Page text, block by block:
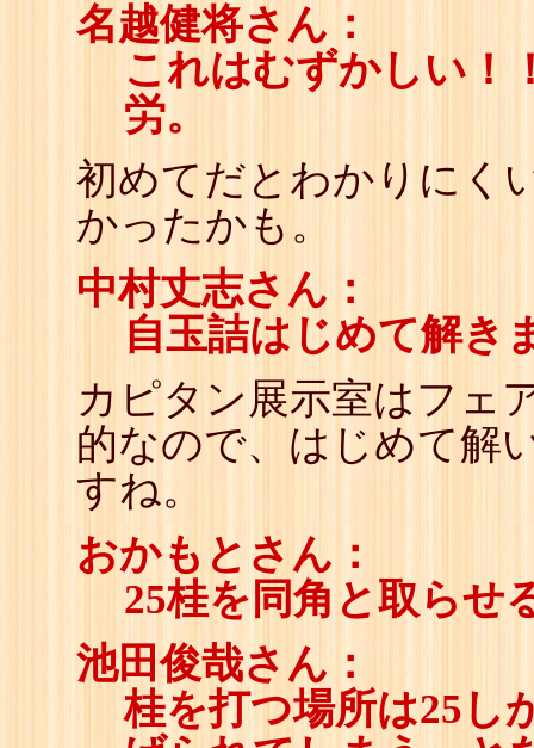
名越健将さん：
これはむずかしい！
労。
初めてだとわかりにく
かったかも。
中村丈志さん：
自玉詰はじめて解き
カピタン展示室はフェ
的なので、はじめて解
すね。
おかもとさん：
25桂を同角と取ら
池田俊哉さん：
桂を打つ場所は25し